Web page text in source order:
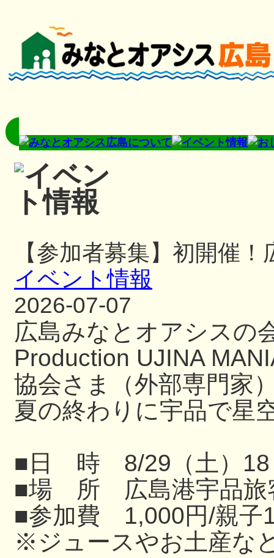
【参加者募集】初開催
イベント情報
2026-07-07
広島みなとオアシスの
Production UJINA
協会さま（外部専門家
夏の終わりに宇品で星
■日 時 8/29（土）18
■場 所 広島港宇品旅
■参加費 1,000円/親子
※ジュースやお土産な